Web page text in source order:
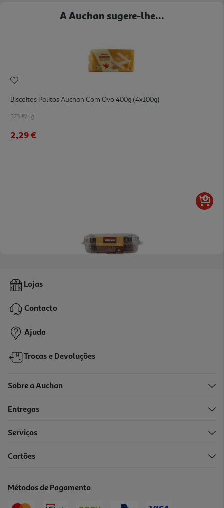
A Auchan sugere-lhe...
Biscoitos Palitos Auchan Com Ovo 400g (4x100g)
5.73 €/Kg
2,29 €
Supremas De Chocolate Auchan 250 G
2,39 €
Lojas
Contacto
Ajuda
Trocas e Devoluções
Sobre a Auchan
Entregas
Serviços
Cartões
Métodos de Pagamento